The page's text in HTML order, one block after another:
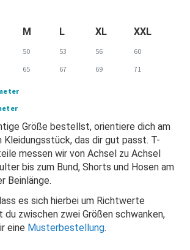
M L XL XXL
50 53 56
60
65 67 69 71
Größe bestellst, orientiere dich am
Kleidungsstück, das dir gut passt. T-
messen wir von Achsel zu Achsel
bis zum Bund, Shorts und Hosen am
Beinlänge.
es sich hierbei um Richtwerte
zwischen zwei Größen schwanken,
eine Musterbestellung.